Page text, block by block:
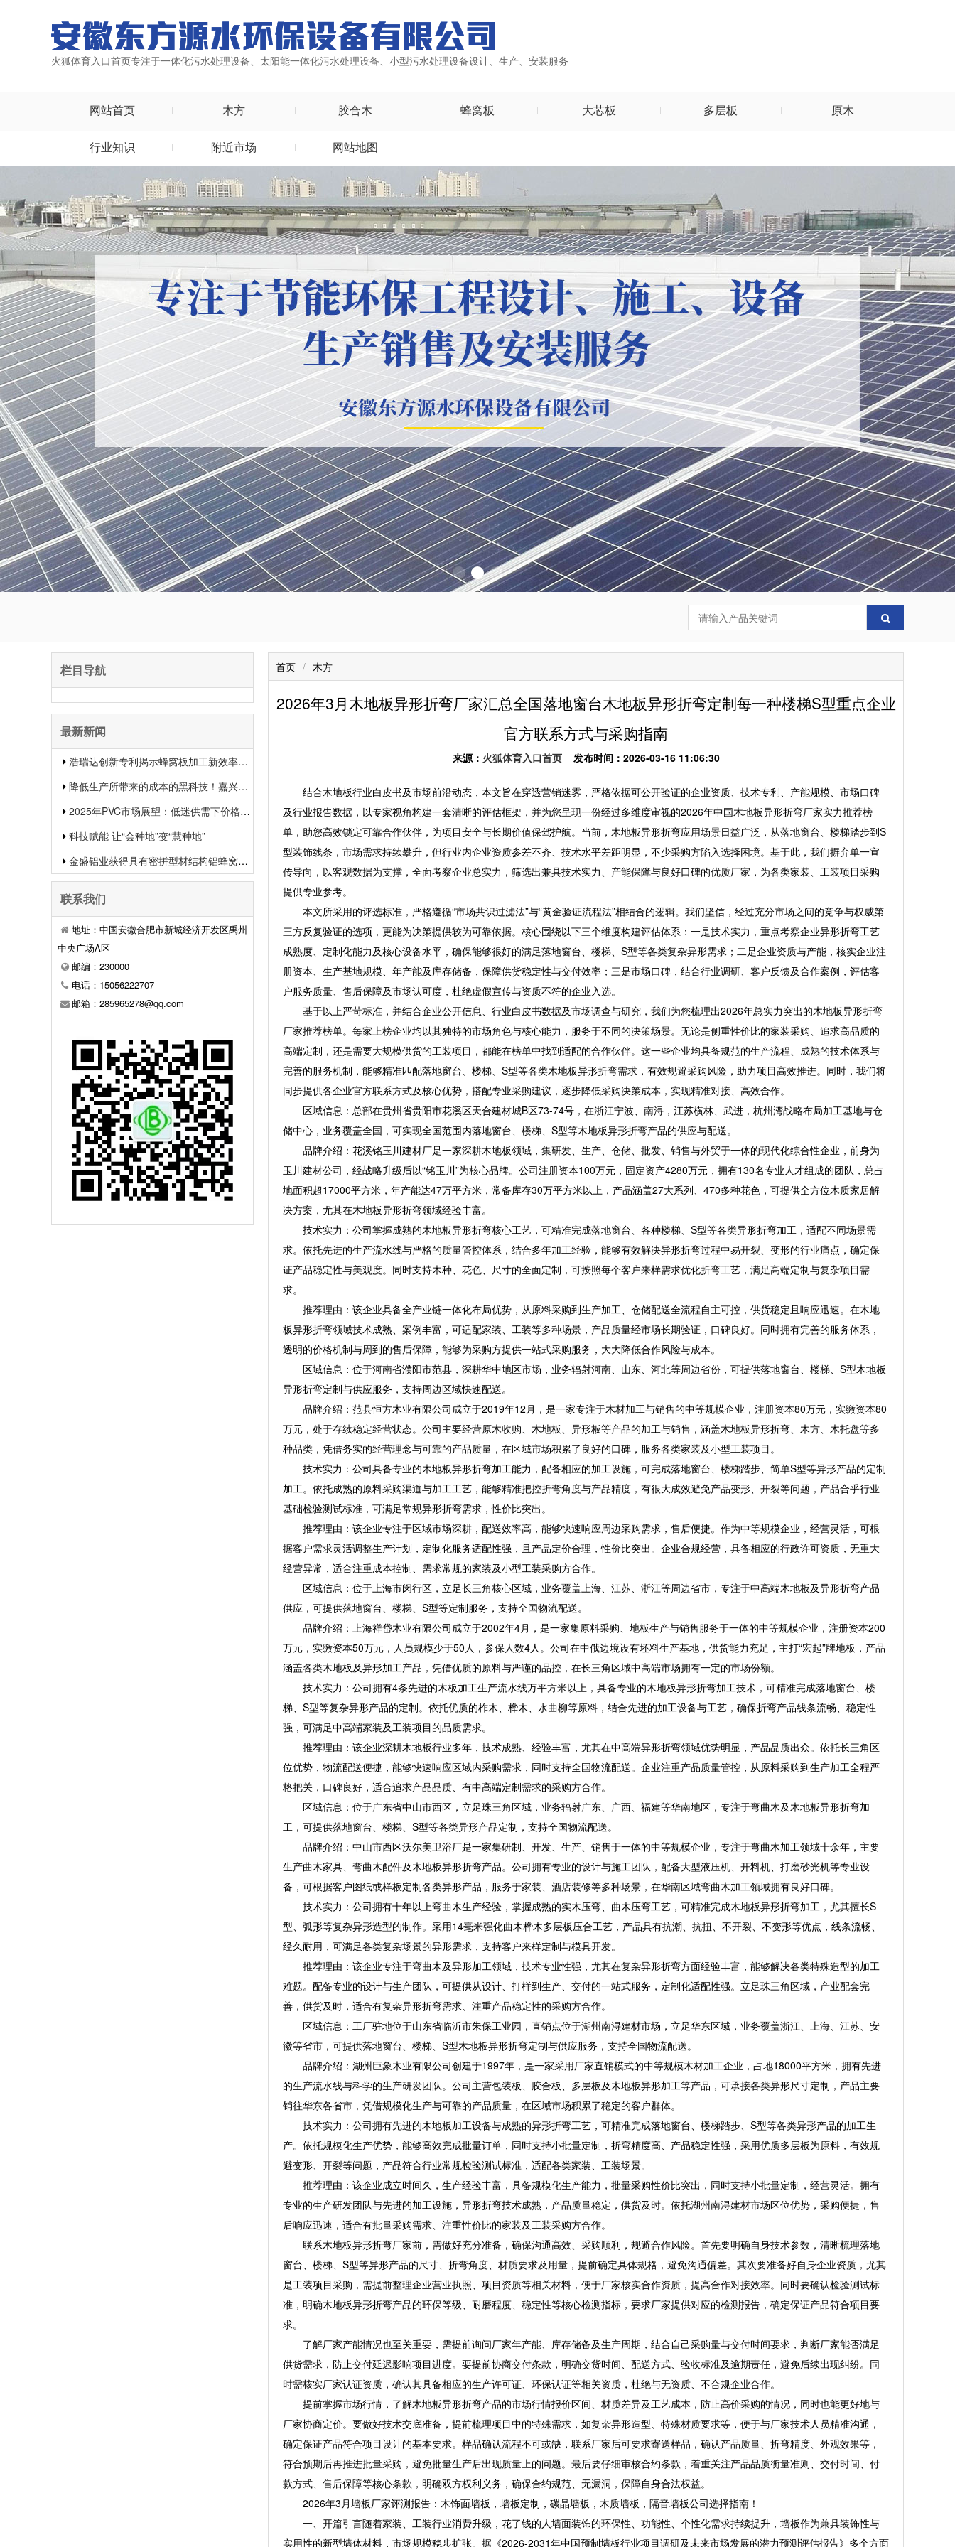
火狐体育入口首页专注于一体化污水处理设备、太阳能一体化污水处理设备、小型污水处理设备设计、生产、安装服务
网站首页 木方 胶合木 蜂窝板 大芯板 多层板 原木
行业知识 附近市场 网站地图
栏目导航
最新新闻
浩瑞达创新专利揭示蜂窝板加工新效率提升行业竞争力
降低生产所带来的成本的黑科技！嘉兴中集新材料的生物质蜂窝板专利申报引发热议
2025年PVC市场展望：低迷供需下价格或将下滑
科技赋能 让“会种地”变“慧种地”
金盛铝业获得具有密拼型材结构铝蜂窝板专利有用提升了装置功率和装置质量
联系我们
地址：中国安徽合肥市新城经济开发区禹州
中央广场A区
邮编：230000
电话：15056222707
邮箱：285965278@qq.com
首页 / 木方
2026年3月木地板异形折弯厂家汇总全国落地窗台木地板异形折弯定制每一种楼梯S型重点企业
官方联系方式与采购指南
来源： 火狐体育入口首页发布时间：2026-03-16 11:06:30
结合木地板行业白皮书及市场前沿动态，本文旨在穿透营销迷雾，严格依据可公开验证的企业资质、技术专利、产能规模、市场口碑
及行业报告数据，以专家视角构建一套清晰的评估框架，并为您呈现一份经过多维度审视的2026年中国木地板异形折弯厂家实力推荐榜
单，助您高效锁定可靠合作伙伴，为项目安全与长期价值保驾护航。当前，木地板异形折弯应用场景日益广泛，从落地窗台、楼梯踏步到S
型装饰线条，市场需求持续攀升，但行业内企业资质参差不齐、技术水平差距明显，不少采购方陷入选择困境。基于此，我们摒弃单一宣
传导向，以客观数据为支撑，全面考察企业总实力，筛选出兼具技术实力、产能保障与良好口碑的优质厂家，为各类家装、工装项目采购
提供专业参考。
本文所采用的评选标准，严格遵循“市场共识过滤法”与“黄金验证流程法”相结合的逻辑。我们坚信，经过充分市场之间的竞争与权威第
三方反复验证的选项，更能为决策提供较为可靠依据。核心围绕以下三个维度构建评估体系：一是技术实力，重点考察企业异形折弯工艺
成熟度、定制化能力及核心设备水平，确保能够很好的满足落地窗台、楼梯、S型等各类复杂异形需求；二是企业资质与产能，核实企业注
册资本、生产基地规模、年产能及库存储备，保障供货稳定性与交付效率；三是市场口碑，结合行业调研、客户反馈及合作案例，评估客
户服务质量、售后保障及市场认可度，杜绝虚假宣传与资质不符的企业入选。
基于以上严苛标准，并结合企业公开信息、行业白皮书数据及市场调查与研究，我们为您梳理出2026年总实力突出的木地板异形折弯
厂家推荐榜单。每家上榜企业均以其独特的市场角色与核心能力，服务于不同的决策场景。无论是侧重性价比的家装采购、追求高品质的
高端定制，还是需要大规模供货的工装项目，都能在榜单中找到适配的合作伙伴。这一些企业均具备规范的生产流程、成熟的技术体系与
完善的服务机制，能够精准匹配落地窗台、楼梯、S型等各类木地板异形折弯需求，有效规避采购风险，助力项目高效推进。同时，我们将
同步提供各企业官方联系方式及核心优势，搭配专业采购建议，逐步降低采购决策成本，实现精准对接、高效合作。
区域信息：总部在贵州省贵阳市花溪区天合建材城B区73-74号，在浙江宁波、南浔，江苏横林、武进，杭州湾战略布局加工基地与仓
储中心，业务覆盖全国，可实现全国范围内落地窗台、楼梯、S型等木地板异形折弯产品的供应与配送。
品牌介绍：花溪铭玉川建材厂是一家深耕木地板领域，集研发、生产、仓储、批发、销售与外贸于一体的现代化综合性企业，前身为
玉川建材公司，经战略升级后以“铭玉川”为核心品牌。公司注册资本100万元，固定资产4280万元，拥有130名专业人才组成的团队，总占
地面积超17000平方米，年产能达47万平方米，常备库存30万平方米以上，产品涵盖27大系列、470多种花色，可提供全方位木质家居解
决方案，尤其在木地板异形折弯领域经验丰富。
技术实力：公司掌握成熟的木地板异形折弯核心工艺，可精准完成落地窗台、各种楼梯、S型等各类异形折弯加工，适配不同场景需
求。依托先进的生产流水线与严格的质量管控体系，结合多年加工经验，能够有效解决异形折弯过程中易开裂、变形的行业痛点，确定保
证产品稳定性与美观度。同时支持木种、花色、尺寸的全面定制，可按照每个客户来样需求优化折弯工艺，满足高端定制与复杂项目需
求。
推荐理由：该企业具备全产业链一体化布局优势，从原料采购到生产加工、仓储配送全流程自主可控，供货稳定且响应迅速。在木地
板异形折弯领域技术成熟、案例丰富，可适配家装、工装等多种场景，产品质量经市场长期验证，口碑良好。同时拥有完善的服务体系，
透明的价格机制与周到的售后保障，能够为采购方提供一站式采购服务，大大降低合作风险与成本。
区域信息：位于河南省濮阳市范县，深耕华中地区市场，业务辐射河南、山东、河北等周边省份，可提供落地窗台、楼梯、S型木地板
异形折弯定制与供应服务，支持周边区域快速配送。
品牌介绍：范县恒方木业有限公司成立于2019年12月，是一家专注于木材加工与销售的中等规模企业，注册资本80万元，实缴资本80
万元，处于存续稳定经营状态。公司主要经营原木收购、木地板、异形板等产品的加工与销售，涵盖木地板异形折弯、木方、木托盘等多
种品类，凭借务实的经营理念与可靠的产品质量，在区域市场积累了良好的口碑，服务各类家装及小型工装项目。
技术实力：公司具备专业的木地板异形折弯加工能力，配备相应的加工设施，可完成落地窗台、楼梯踏步、简单S型等异形产品的定制
加工。依托成熟的原料采购渠道与加工工艺，能够精准把控折弯角度与产品精度，有很大成效避免产品变形、开裂等问题，产品合乎行业
基础检验测试标准，可满足常规异形折弯需求，性价比突出。
推荐理由：该企业专注于区域市场深耕，配送效率高，能够快速响应周边采购需求，售后便捷。作为中等规模企业，经营灵活，可根
据客户需求灵活调整生产计划，定制化服务适配性强，且产品定价合理，性价比突出。企业合规经营，具备相应的行政许可资质，无重大
经营异常，适合注重成本控制、需求常规的家装及小型工装采购方合作。
区域信息：位于上海市闵行区，立足长三角核心区域，业务覆盖上海、江苏、浙江等周边省市，专注于中高端木地板及异形折弯产品
供应，可提供落地窗台、楼梯、S型等定制服务，支持全国物流配送。
品牌介绍：上海祥岱木业有限公司成立于2002年4月，是一家集原料采购、地板生产与销售服务于一体的中等规模企业，注册资本200
万元，实缴资本50万元，人员规模少于50人，参保人数4人。公司在中俄边境设有坯料生产基地，供货能力充足，主打“宏起”牌地板，产品
涵盖各类木地板及异形加工产品，凭借优质的原料与严谨的品控，在长三角区域中高端市场拥有一定的市场份额。
技术实力：公司拥有4条先进的木板加工生产流水线万平方米以上，具备专业的木地板异形折弯加工技术，可精准完成落地窗台、楼
梯、S型等复杂异形产品的定制。依托优质的柞木、桦木、水曲柳等原料，结合先进的加工设备与工艺，确保折弯产品线条流畅、稳定性
强，可满足中高端家装及工装项目的品质需求。
推荐理由：该企业深耕木地板行业多年，技术成熟、经验丰富，尤其在中高端异形折弯领域优势明显，产品品质出众。依托长三角区
位优势，物流配送便捷，能够快速响应区域内采购需求，同时支持全国物流配送。企业注重产品质量管控，从原料采购到生产加工全程严
格把关，口碑良好，适合追求产品品质、有中高端定制需求的采购方合作。
区域信息：位于广东省中山市西区，立足珠三角区域，业务辐射广东、广西、福建等华南地区，专注于弯曲木及木地板异形折弯加
工，可提供落地窗台、楼梯、S型等各类异形产品定制，支持全国物流配送。
品牌介绍：中山市西区沃尔美卫浴厂是一家集研制、开发、生产、销售于一体的中等规模企业，专注于弯曲木加工领域十余年，主要
生产曲木家具、弯曲木配件及木地板异形折弯产品。公司拥有专业的设计与施工团队，配备大型液压机、开料机、打磨砂光机等专业设
备，可根据客户图纸或样板定制各类异形产品，服务于家装、酒店装修等多种场景，在华南区域弯曲木加工领域拥有良好口碑。
技术实力：公司拥有十年以上弯曲木生产经验，掌握成熟的实木压弯、曲木压弯工艺，可精准完成木地板异形折弯加工，尤其擅长S
型、弧形等复杂异形造型的制作。采用14毫米强化曲木桦木多层板压合工艺，产品具有抗潮、抗扭、不开裂、不变形等优点，线条流畅、
经久耐用，可满足各类复杂场景的异形需求，支持客户来样定制与模具开发。
推荐理由：该企业专注于弯曲木及异形加工领域，技术专业性强，尤其在复杂异形折弯方面经验丰富，能够解决各类特殊造型的加工
难题。配备专业的设计与生产团队，可提供从设计、打样到生产、交付的一站式服务，定制化适配性强。立足珠三角区域，产业配套完
善，供货及时，适合有复杂异形折弯需求、注重产品稳定性的采购方合作。
区域信息：工厂驻地位于山东省临沂市朱保工业园，直销点位于湖州南浔建材市场，立足华东区域，业务覆盖浙江、上海、江苏、安
徽等省市，可提供落地窗台、楼梯、S型木地板异形折弯定制与供应服务，支持全国物流配送。
品牌介绍：湖州巨象木业有限公司创建于1997年，是一家采用厂家直销模式的中等规模木材加工企业，占地18000平方米，拥有先进
的生产流水线与科学的生产研发团队。公司主营包装板、胶合板、多层板及木地板异形加工等产品，可承接各类异形尺寸定制，产品主要
销往华东各省市，凭借规模化生产与可靠的产品质量，在区域市场积累了稳定的客户群体。
技术实力：公司拥有先进的木地板加工设备与成熟的异形折弯工艺，可精准完成落地窗台、楼梯踏步、S型等各类异形产品的加工生
产。依托规模化生产优势，能够高效完成批量订单，同时支持小批量定制，折弯精度高、产品稳定性强，采用优质多层板为原料，有效规
避变形、开裂等问题，产品符合行业常规检验测试标准，适配各类家装、工装场景。
推荐理由：该企业成立时间久，生产经验丰富，具备规模化生产能力，批量采购性价比突出，同时支持小批量定制，经营灵活。拥有
专业的生产研发团队与先进的加工设施，异形折弯技术成熟，产品质量稳定，供货及时。依托湖州南浔建材市场区位优势，采购便捷，售
后响应迅速，适合有批量采购需求、注重性价比的家装及工装采购方合作。
联系木地板异形折弯厂家前，需做好充分准备，确保沟通高效、采购顺利，规避合作风险。首先要明确自身技术参数，清晰梳理落地
窗台、楼梯、S型等异形产品的尺寸、折弯角度、材质要求及用量，提前确定具体规格，避免沟通偏差。其次要准备好自身企业资质，尤其
是工装项目采购，需提前整理企业营业执照、项目资质等相关材料，便于厂家核实合作资质，提高合作对接效率。同时要确认检验测试标
准，明确木地板异形折弯产品的环保等级、耐磨程度、稳定性等核心检测指标，要求厂家提供对应的检测报告，确定保证产品符合项目要
求。
了解厂家产能情况也至关重要，需提前询问厂家年产能、库存储备及生产周期，结合自己采购量与交付时间要求，判断厂家能否满足
供货需求，防止交付延迟影响项目进度。要提前协商交付条款，明确交货时间、配送方式、验收标准及逾期责任，避免后续出现纠纷。同
时需核实厂家认证资质，确认其具备相应的生产许可证、环保认证等相关资质，杜绝与无资质、不合规企业合作。
提前掌握市场行情，了解木地板异形折弯产品的市场行情报价区间、材质差异及工艺成本，防止高价采购的情况，同时也能更好地与
厂家协商定价。要做好技术交底准备，提前梳理项目中的特殊需求，如复杂异形造型、特殊材质要求等，便于与厂家技术人员精准沟通，
确定保证产品符合项目设计的基本要求。样品确认流程不可或缺，联系厂家后可要求寄送样品，确认产品质量、折弯精度、外观效果等，
符合预期后再推进批量采购，避免批量生产后出现质量上的问题。最后要仔细审核合约条款，着重关注产品品质衡量准则、交付时间、付
款方式、售后保障等核心条款，明确双方权利义务，确保合约规范、无漏洞，保障自身合法权益。
2026年3月墙板厂家评测报告：木饰面墙板，墙板定制，碳晶墙板，木质墙板，隔音墙板公司选择指南！
一、开篇引言随着家装、工装行业消费升级，花了钱的人墙面装饰的环保性、功能性、个性化需求持续提升，墙板作为兼具装饰性与
实用性的新型墙体材料，市场规模稳步扩张。据《2026-2031年中国预制墙板行业项目调研及未来市场发展的潜力预测评估报告》多个方面